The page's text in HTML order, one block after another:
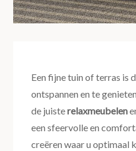
Een fijne tuin of terras is
ontspannen en te
de juisterelaxmeubelen
een sfeervolle en
creëren waar u optimaal